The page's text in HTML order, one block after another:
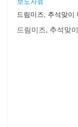
보도자료
드림미즈, 추석맞